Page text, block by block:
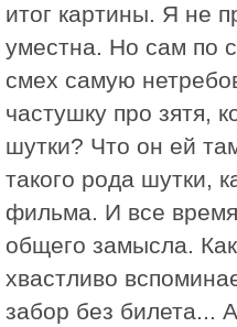
итог картины. Я не
уместна. Но сам по
смех самую
частушку про зятя,
шутки? Что он ей
такого рода шутки,
фильма. И все
общего замысла.
хвастливо
забор без билета...